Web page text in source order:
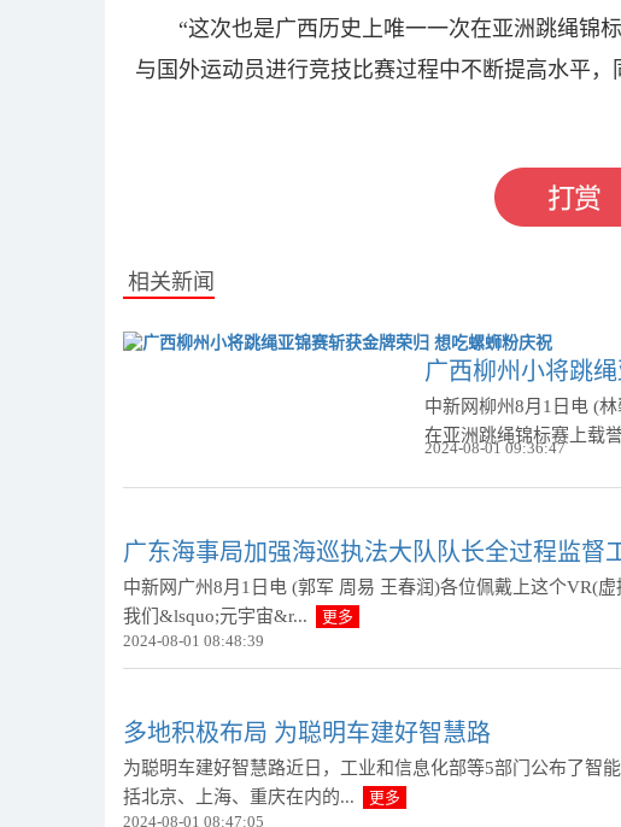
“这次也是广西历史上唯一一次在亚洲跳绳锦
与国外运动员进行竞技比赛过程中不断提高水平
相关新闻
广西柳州小将跳
中新网柳州8月1日电 (
在亚洲跳绳锦标赛上载
2024-08-01 09:36:47
广东海事局加强海巡执法大队队长全过程监督
中新网广州8月1日电 (郭军 周易 王春润)各位佩戴上这个VR(
我们&lsquo;元宇宙&r...
更多
2024-08-01 08:48:39
多地积极布局 为聪明车建好智慧路
为聪明车建好智慧路近日，工业和信息化部等5部门公布了智
括北京、上海、重庆在内的...
更多
2024-08-01 08:47:05